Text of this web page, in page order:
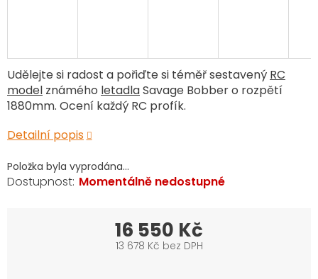
Položka byla vyprodána…
Udělejte si radost a pořiďte si téměř sestavený RC
model známého letadlaSavage Bobber o rozpětí
1880mm. Ocení každý RC profík.
Detailní popis
Momentálně nedostupné
16 550 Kč
13 678 Kč bez DPH